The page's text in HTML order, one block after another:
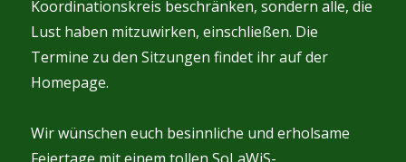
Koordinationskreis beschränken, sondern alle, die
Lust haben mitzuwirken, einschließen. Die
Termine zu den Sitzungen findet ihr auf der
Homepage.
Wir wünschen euch besinnliche und erholsame